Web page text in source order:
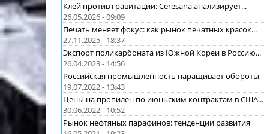
Клей против гравитации: Ceresana анализирует...
26.05.2026 - 09:09
Печать меняет фокус: как рынок печатных красок...
27.11.2025 - 18:37
Экспорт поликарбоната из Южной Кореи в Россию...
26.04.2023 - 14:56
Российская промышленность наращивает обороты
19.07.2022 - 13:43
Цены на пропилен по июньским контрактам в США...
30.06.2022 - 10:52
Рынок нефтяных парафинов: тенденции развития